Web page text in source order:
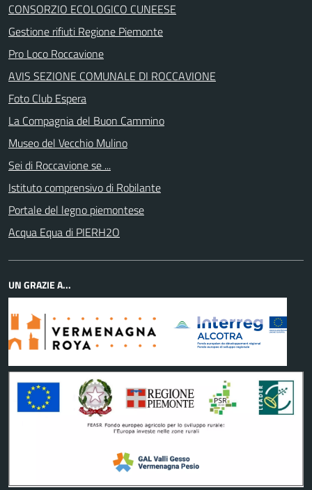
CONSORZIO ECOLOGICO CUNEESE
Gestione rifiuti Regione Piemonte
Pro Loco Roccavione
AVIS SEZIONE COMUNALE DI ROCCAVIONE
Foto Club Espera
La Compagnia del Buon Cammino
Museo del Vecchio Mulino
Sei di Roccavione se ...
Istituto comprensivo di Robilante
Portale del legno piemontese
Acqua Equa di PIERH2O
UN GRAZIE A...